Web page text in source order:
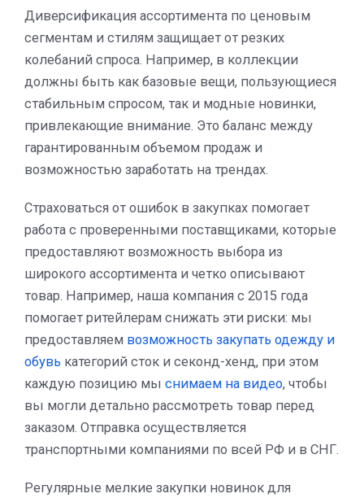
Диверсификация ассортимента по ценовым
сегментам и стилям защищает от резких
колебаний спроса. Например, в коллекции
должны быть как базовые вещи, пользующиеся
стабильным спросом, так и модные новинки,
привлекающие внимание. Это баланс между
гарантированным объемом продаж и
возможностью заработать на трендах.
Страховаться от ошибок в закупках помогает
работа с проверенными поставщиками, которые
предоставляют возможность выбора из
широкого ассортимента и четко описывают
товар. Например, наша компания с 2015 года
помогает ритейлерам снижать эти риски: мы
предоставляем возможность закупать одежду и
обувь категорий сток и секонд-хенд, при этом
каждую позицию мы снимаем на видео, чтобы
вы могли детально рассмотреть товар перед
заказом. Отправка осуществляется
транспортными компаниями по всей РФ и в СНГ.
Регулярные мелкие закупки новинок для